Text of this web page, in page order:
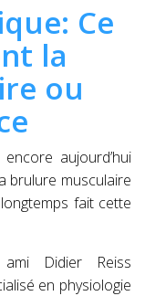
Ce
la
ou
aujourd’hui
brulure musculaire
fait cette
Didier Reiss
en physiologie